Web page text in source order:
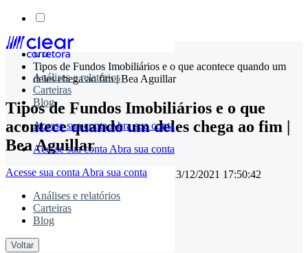
Skip
content
Análises e relatórios
Carteiras
Blog
Acesse sua contaAbra sua conta
Acesse sua conta Abra sua conta
Acesse sua conta Abra sua conta
Análises e relatórios
Carteiras
Blog
Voltar
Tipos de Fundos Imobiliários e o que acontece quando um
deles chega ao fim | Bea Aguillar
Tipos de Fundos Imobiliários e o que
acontece quando um deles chega ao fim |
Bea Aguillar
21/11/2019 00:00:00• Atualizado em 13/12/2021 17:50:42